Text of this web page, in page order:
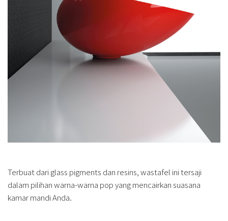
Terbuat dari glass pigments dan resins, wastafel ini tersaji
dalam pilihan warna-warna pop yang mencairkan suasana
kamar mandi Anda.